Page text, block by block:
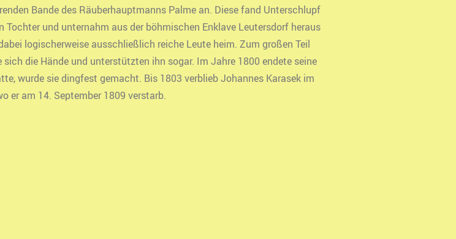
Bande des Räuberhauptmanns Palme an. Diese fand Unterschlupf
und unternahm aus der böhmischen Enklave Leutersdorf heraus
logischerweise ausschließlich reiche Leute heim. Zum großen Teil
die Hände und unterstützten ihn sogar. Im Jahre 1800 endete seine
wurde sie dingfest gemacht. Bis 1803 verblieb Johannes Karasek im
er am 14. September 1809 verstarb.